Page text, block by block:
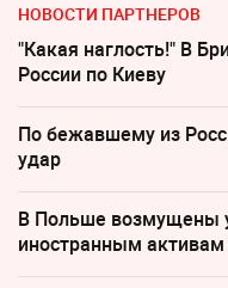
НОВОСТИ ПАРТНЕРОВ
"Какая наглость!" В
России по Киеву
По бежавшему из
удар
В Польше возмущены
иностранным активам